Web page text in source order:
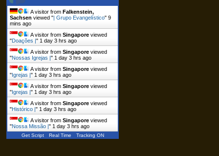
A visitor fromFalkenstein,
Sachsen viewed "| Grupo Evangelístico"9
mins ago
A visitor fromSingapore viewed
"Doações |" 1 day 3 hrs ago
A visitor fromSingapore viewed
"Nossas Igrejas |" 1 day 3 hrs ago
A visitor fromSingapore viewed
"Igrejas |" 1 day 3 hrs ago
A visitor fromSingapore viewed
"Igrejas |" 1 day 3 hrs ago
A visitor fromSingapore viewed
"Histórico |" 1 day 3 hrs ago
A visitor fromSingapore viewed
"Nossa Missão |" 1 day 3 hrs ago
Get Script Real Time Tracking ON